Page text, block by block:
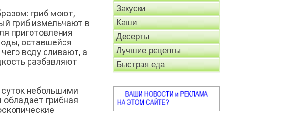
гриб моют,
гриб измельчают в
приготовления
оставшейся
воду сливают, а
разбавляют
небольшими
грибная
Закуски
Каши
Десерты
Лучшие рецепты
Быстрая еда